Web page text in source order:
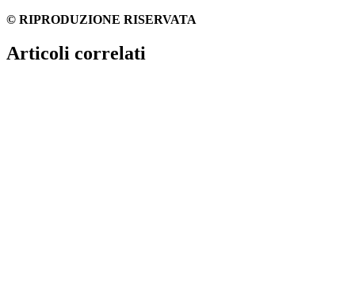
© RIPRODUZIONE RISERVATA
Articoli correlati